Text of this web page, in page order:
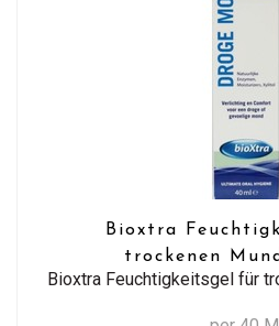
Bioxtra
trockenen
Bioxtra Feuchtigkeitsgel für